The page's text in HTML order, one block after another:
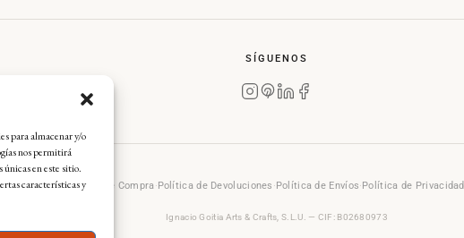
para almacenar y/o
nos permitirá
en este sitio.
características y
SÍGUENOS
Generales de Compra· Política de Devoluciones · Política de Envíos· Política de Privacidad
Ignacio Goitia Arts & Crafts, S.L.U. — CIF: B02680973